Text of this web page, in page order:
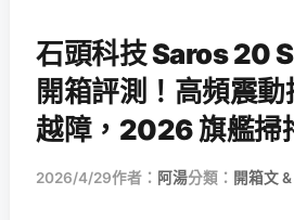
石頭科技 Saros 20
開箱評測！高頻震
越障，2026 旗艦掃
2026/4/29作者： 阿湯分類： 開箱文 &